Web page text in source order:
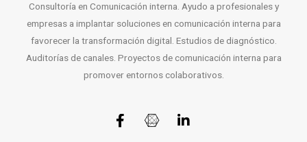
Consultoría en Comunicación interna. Ayudo a profesionales y
empresas a implantar soluciones en comunicación interna para
favorecer la transformación digital. Estudios de diagnóstico.
Auditorías de canales. Proyectos de comunicación interna para
promover entornos colaborativos.